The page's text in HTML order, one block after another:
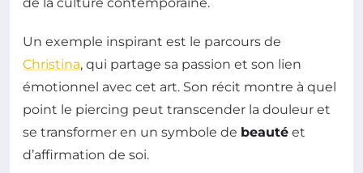
Un exemple inspirant est le parcours de
Christina, qui partage sa passion et son lien
émotionnel avec cet art. Son récit montre à quel
point le piercing peut transcender la douleur et
se transformer en un symbole de beauté et
d’affirmation de soi.